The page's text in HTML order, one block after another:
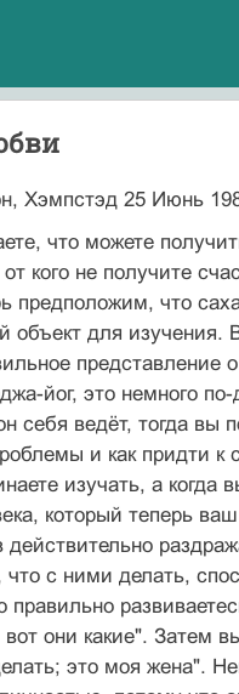
Хэмпстэд 25 Июнь
что можете
кого не получите
предположим, что
объект для изучения.
представление
йог, это немного
себя ведёт, тогда
и как придти к
изучать, а когда
который теперь
действительно
что с ними делать,
правильно
вот они какие". Затем
это моя жена".